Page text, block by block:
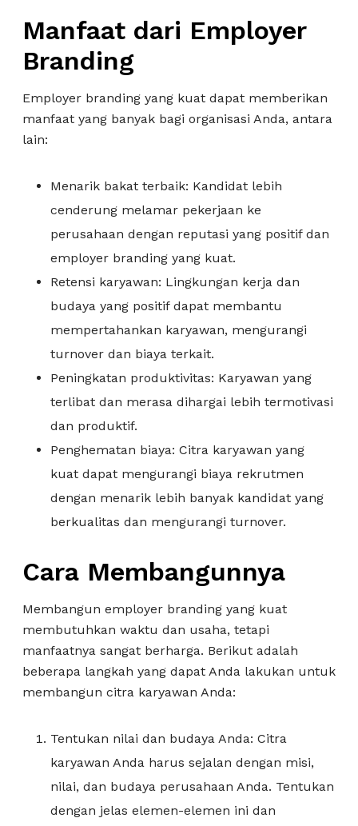
Manfaat dari Employer
Branding
Employer branding yang kuat dapat memberikan
manfaat yang banyak bagi organisasi Anda, antara
lain:
Menarik bakat terbaik: Kandidat lebih
cenderung melamar pekerjaan ke
perusahaan dengan reputasi yang positif dan
employer branding yang kuat.
Retensi karyawan: Lingkungan kerja dan
budaya yang positif dapat membantu
mempertahankan karyawan, mengurangi
turnover dan biaya terkait.
Peningkatan produktivitas: Karyawan yang
terlibat dan merasa dihargai lebih termotivasi
dan produktif.
Penghematan biaya: Citra karyawan yang
kuat dapat mengurangi biaya rekrutmen
dengan menarik lebih banyak kandidat yang
berkualitas dan mengurangi turnover.
Cara Membangunnya
Membangun employer branding yang kuat
membutuhkan waktu dan usaha, tetapi
manfaatnya sangat berharga. Berikut adalah
beberapa langkah yang dapat Anda lakukan untuk
membangun citra karyawan Anda:
Tentukan nilai dan budaya Anda: Citra
karyawan Anda harus sejalan dengan misi,
nilai, dan budaya perusahaan Anda. Tentukan
dengan jelas elemen-elemen ini dan